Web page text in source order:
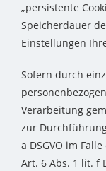
„persistente
Speicherdauer
Einstellungen
Sofern durch
Verarbeitung
zur
a DSGVO im
Art. 6 Abs. 1 lit. f